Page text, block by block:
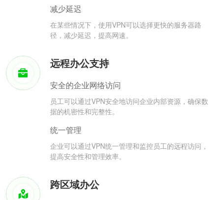
减少延迟
在某些情况下，使用VPN可以选择更快的服务器路
径，减少延迟，提高网速。
远程办公支持
安全的企业网络访问
员工可以通过VPN安全地访问企业内部资源，确保数
据的机密性和完整性。
统一管理
企业可以通过VPN统一管理和监控员工的远程访问，
提高安全性和管理效率。
跨区域办公